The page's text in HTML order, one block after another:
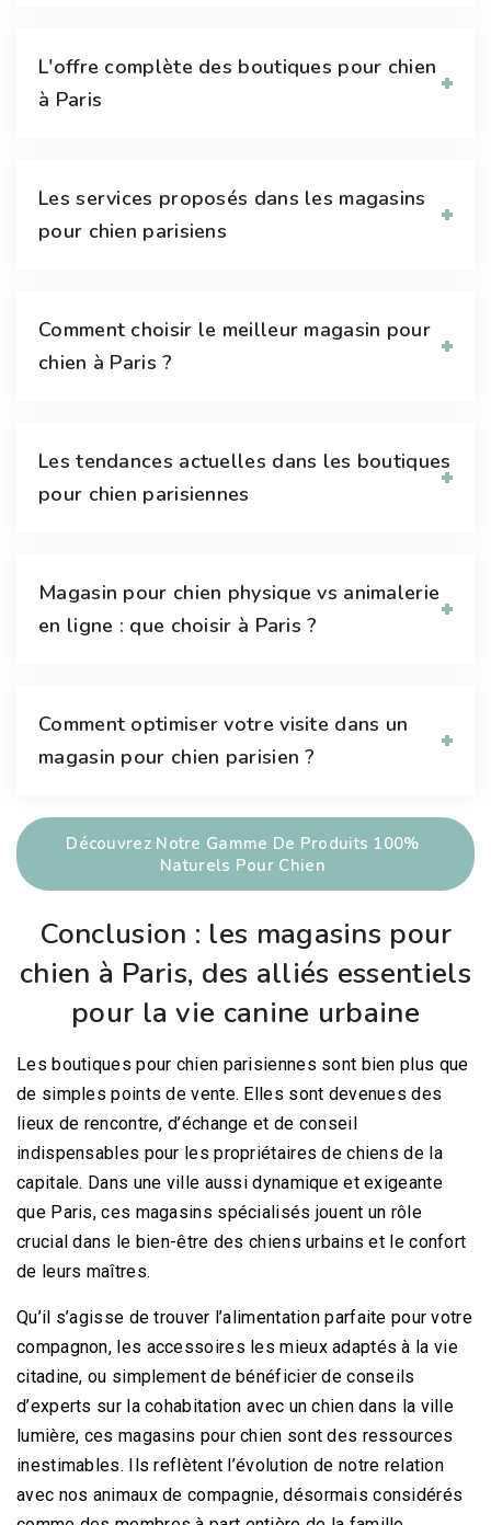
L'offre complète des boutiques pour chien
à Paris
Les services proposés dans les magasins
pour chien parisiens
Comment choisir le meilleur magasin pour
chien à Paris ?
Les tendances actuelles dans les boutiques
pour chien parisiennes
Magasin pour chien physique vs animalerie
en ligne : que choisir à Paris ?
Comment optimiser votre visite dans un
magasin pour chien parisien ?
Découvrez Notre Gamme De Produits 100%
Naturels Pour Chien
Conclusion : les magasins pour
chien à Paris, des alliés essentiels
pour la vie canine urbaine
Les boutiques pour chien parisiennes sont bien plus que
de simples points de vente. Elles sont devenues des
lieux de rencontre, d’échange et de conseil
indispensables pour les propriétaires de chiens de la
capitale. Dans une ville aussi dynamique et exigeante
que Paris, ces magasins spécialisés jouent un rôle
crucial dans le bien-être des chiens urbains et le confort
de leurs maîtres.
Qu’il s’agisse de trouver l’alimentation parfaite pour votre
compagnon, les accessoires les mieux adaptés à la vie
citadine, ou simplement de bénéficier de conseils
d’experts sur la cohabitation avec un chien dans la ville
lumière, ces magasins pour chien sont des ressources
inestimables. Ils reflètent l’évolution de notre relation
avec nos animaux de compagnie, désormais considérés